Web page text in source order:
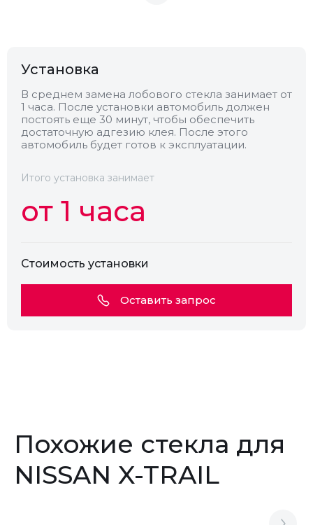
Обогрев
Установка
В среднем замена лобового стекла занимает от
1 часа. После установки автомобиль должен
постоять еще 30 минут, чтобы обеспечить
достаточную адгезию клея. После этого
автомобиль будет готов к эксплуатации.
Итого установка занимает
от 1 часа
Стоимость установки
Оставить запрос
Похожие стекла для
NISSAN X-TRAIL